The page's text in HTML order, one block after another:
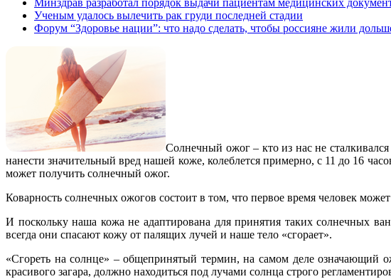
Минздрав разработал порядок выдачи пациентам медицинских
Ученым удалось вылечить рак груди последней стадии
Форум “Здоровье нации”: что надо сделать, чтобы россияне жили
Солнечный ожог – кто из нас не
нанести значительный вред нашей коже, колеблется примерно, с 11 до 16
может получить солнечный ожог.
Коварность солнечных ожогов состоит в том, что первое время человек
И поскольку наша кожа не адаптирована для принятия таких солнечных
всегда они спасают кожу от палящих лучей и наше тело «сгорает».
«Сгореть на солнце» – общепринятый термин, на самом деле означающий
красивого загара, должно находиться под лучами солнца строго